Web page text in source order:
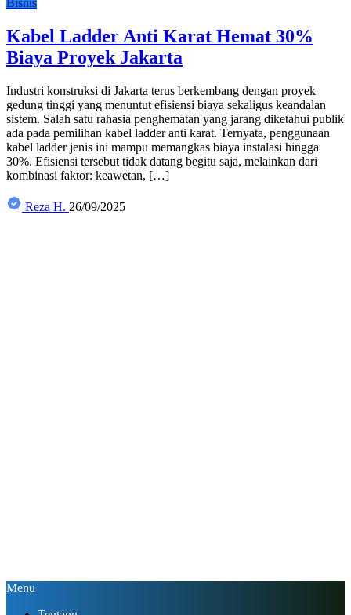
Bisnis
Kabel Ladder Anti Karat Hemat 30%
Biaya Proyek Jakarta
Industri konstruksi di Jakarta terus berkembang dengan proyek
gedung tinggi yang menuntut efisiensi biaya sekaligus keandalan
sistem. Salah satu rahasia penghematan yang jarang diketahui publik
ada pada pemilihan kabel ladder anti karat. Ternyata, penggunaan
kabel ladder jenis ini mampu memangkas biaya instalasi hingga
30%. Efisiensi tersebut tidak datang begitu saja, melainkan dari
kombinasi faktor: keawetan, […]
Reza H. 26/09/2025
Menu